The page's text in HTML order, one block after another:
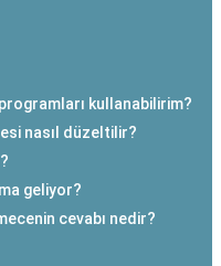
kullanabilirim?
nasıl düzeltilir?
geliyor?
cevabı nedir?